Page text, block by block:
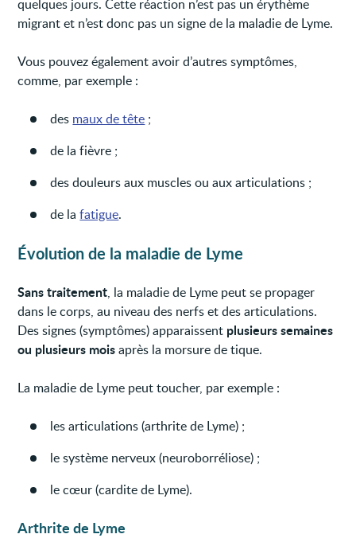
quelques jours. Cette réaction n’est pas un érythème
migrant et n’est donc pas un signe de la maladie de Lyme.
Vous pouvez également avoir d’autres symptômes,
comme, par exemple :
des maux de tête ;
de la fièvre ;
des douleurs aux muscles ou aux articulations ;
de lafatigue.
Évolution de la maladie de Lyme
Sans traitement, la maladie de Lyme peut se propager
dans le corps, au niveau des nerfs et des articulations.
Des signes (symptômes) apparaissent plusieurs semaines
ou plusieurs moisaprès la morsure de tique.
La maladie de Lyme peut toucher, par exemple :
les articulations (arthrite de Lyme) ;
le système nerveux (neuroborréliose) ;
le cœur (cardite de Lyme).
Arthrite de Lyme